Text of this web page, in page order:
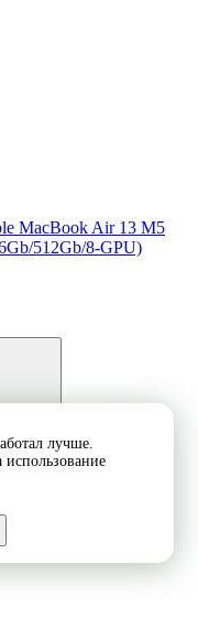
MacBook Air 13 M5
512Gb/8-GPU)
лучше.
использование